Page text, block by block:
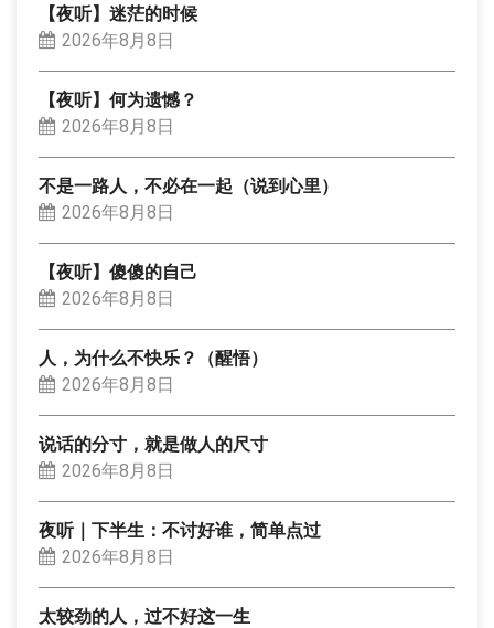
【夜听】迷茫的时候
2026年8月8日
【夜听】何为遗憾？
2026年8月8日
不是一路人，不必在一起（说到心里）
2026年8月8日
【夜听】傻傻的自己
2026年8月8日
人，为什么不快乐？（醒悟）
2026年8月8日
说话的分寸，就是做人的尺寸
2026年8月8日
夜听｜下半生：不讨好谁，简单点过
2026年8月8日
太较劲的人，过不好这一生